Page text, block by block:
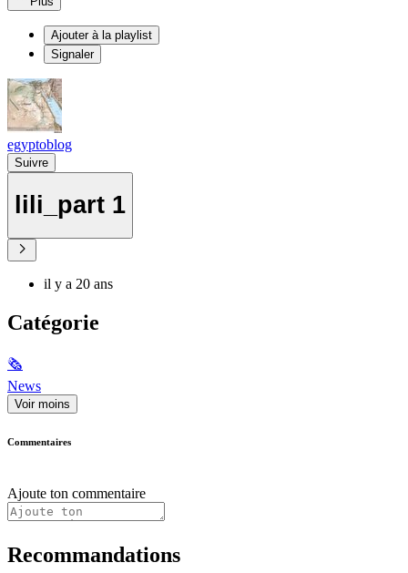
Ajouter à la playlist
Signaler
egyptoblog
Suivre
lili_part 1
il y a 20 ans
Catégorie
🗞
News
Voir moins
Commentaires
Ajoute ton commentaire
Recommandations